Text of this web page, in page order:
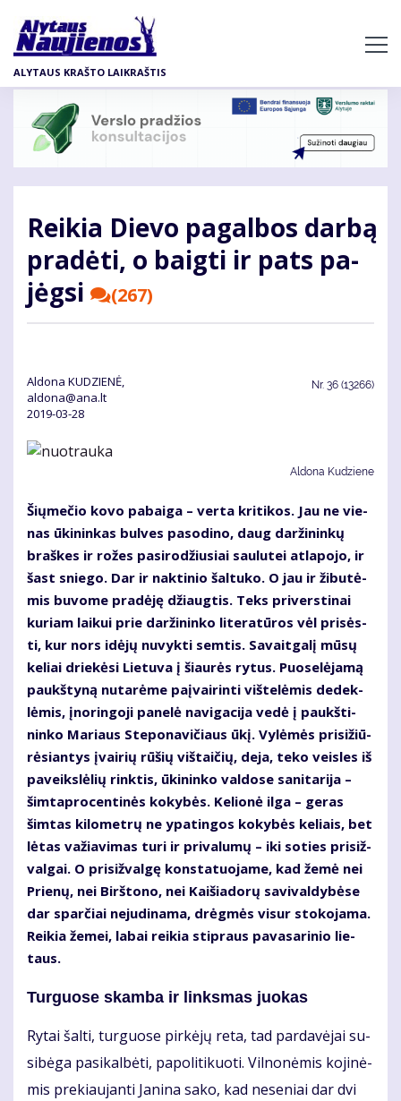
pagrindinį
turinį
ALYTAUS KRAŠTO LAIKRAŠTIS
Rei­kia Die­vo pa­gal­bos dar­bą
pra­dė­ti, o baig­ti ir pats pa­
jėg­si
(267)
Aldona KUDZIENĖ,
aldona@ana.lt
2019-03-28
Nr. 36 (13266)
Aldona Kudziene
Šių­me­čio ko­vo pa­bai­ga – ver­ta kri­ti­kos. Jau ne vie­
nas ūki­nin­kas bul­ves pa­so­di­no, daug dar­ži­nin­kų
braš­kes ir ro­žes pa­si­ro­džiu­siai sau­lu­tei at­la­po­jo, ir
šast snie­go. Dar ir nak­ti­nio šal­tu­ko. O jau ir ži­bu­tė­
mis bu­vo­me pra­dė­ję džiaug­tis. Teks pri­vers­ti­nai
ku­riam lai­kui prie dar­ži­nin­ko li­te­ra­tū­ros vėl pri­sės­
ti, kur nors idė­jų nu­vyk­ti sem­tis. Sa­vait­ga­lį mū­sų
ke­liai drie­kė­si Lie­tu­va į šiau­rės ry­tus. Puo­se­lė­ja­mą
paukš­ty­ną nu­ta­rė­me pa­į­vai­rin­ti viš­te­lė­mis de­dek­
lė­mis, įno­rin­go­ji pa­ne­lė na­vi­ga­ci­ja ve­dė į paukš­ti­
nin­ko Ma­riaus Ste­po­na­vi­čiaus ūkį. Vy­lė­mės pri­si­žiū­
rė­sian­tys įvai­rių rū­šių viš­tai­čių, de­ja, te­ko veis­les iš
pa­veiks­lė­lių rink­tis, ūki­nin­ko val­do­se sa­ni­ta­ri­ja –
šim­tap­ro­cen­ti­nės ko­ky­bės. Ke­lio­nė il­ga – ge­ras
šim­tas ki­lo­met­rų ne ypa­tin­gos ko­ky­bės ke­liais, bet
lė­tas va­žia­vi­mas tu­ri ir pri­va­lu­mų – iki so­ties pri­siž­
val­gai. O pri­siž­val­gę kon­sta­tuo­ja­me, kad že­mė nei
Prie­nų, nei Birš­to­no, nei Kai­šia­do­rų sa­vi­val­dy­bė­se
dar spar­čiai ne­ju­di­na­ma, drėg­mės vi­sur sto­ko­ja­ma.
Rei­kia že­mei, la­bai rei­kia stip­raus pa­va­sa­ri­nio lie­
taus.
Turguose skamba ir linksmas juokas
Ry­tai šal­ti, tur­guo­se pir­kė­jų re­ta, tad par­da­vė­jai su­
si­bė­ga pa­si­kal­bė­ti, pa­po­li­ti­kuo­ti. Vil­no­nė­mis ko­ji­nė­
mis pre­kiau­jan­ti Ja­ni­na sa­ko, kad ne­se­niai dar dvi